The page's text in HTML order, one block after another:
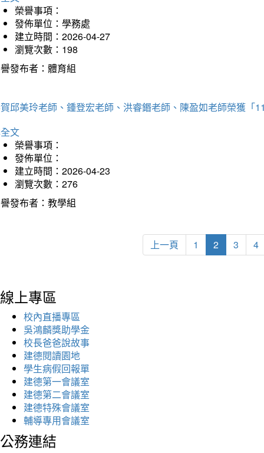
榮譽事項：
發佈單位：學務處
建立時間：2026-04-27
瀏覽次數：198
發布者：體育組
邱美玲老師、鍾登宏老師、洪睿鍲老師、陳盈如老師榮獲「
文
榮譽事項：
發佈單位：
建立時間：2026-04-23
瀏覽次數：276
發布者：教學組
上一頁 1 2 3 4
線上專區
校內直播專區
吳鴻麟獎助學金
校長爸爸說故事
建德閱讀園地
學生病假回報單
建德第一會議室
建德第二會議室
建德特殊會議室
輔導專用會議室
公務連結